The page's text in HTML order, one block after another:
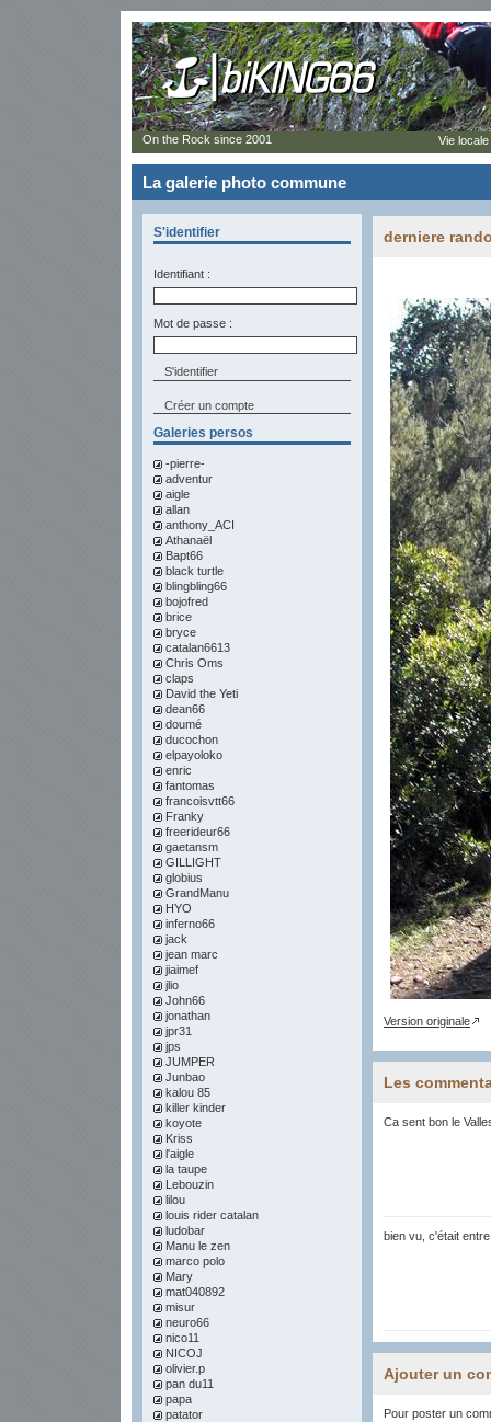
La galerie photo commune
S'identifier
Identifiant :
Mot de passe :
Créer un compte
Galeries persos
-pierre-
adventur
aigle
allan
anthony_ACI
Athanaël
Bapt66
black turtle
blingbling66
bojofred
brice
bryce
catalan6613
Chris Oms
claps
David the Yeti
dean66
doumé
ducochon
elpayoloko
enric
fantomas
francoisvtt66
Franky
freerideur66
gaetansm
GILLIGHT
globius
GrandManu
HYO
inferno66
jack
jean marc
jiaimef
jlio
John66
jonathan
jpr31
jps
JUMPER
Junbao
kalou 85
killer kinder
koyote
Kriss
l'aigle
la taupe
Lebouzin
lilou
louis rider catalan
ludobar
Manu le zen
marco polo
Mary
mat040892
misur
neuro66
nico11
NICOJ
olivier.p
pan du11
papa
patator
derniere
Version originale
Les
Ca sent bon le
bien vu, c'était
Ajouter un
Pour poster un
On the Rock since 2001 Vie